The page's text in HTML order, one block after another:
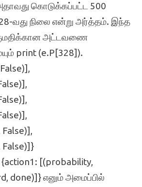
கொடுக்கப்பட்ட 500
வது நிலை என்று அர்த்தம். இந்த
அட்டவணை
print (e.P[328]).
False)]}
[(probability,
done)]} எனும் அமைப்பில்